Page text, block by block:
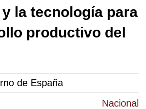
Nacional
la tecnología para
productivo del
de España